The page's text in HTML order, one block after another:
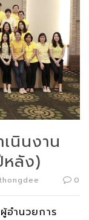
นินงาน
หลัง)
0
ผู้อำนวยการ